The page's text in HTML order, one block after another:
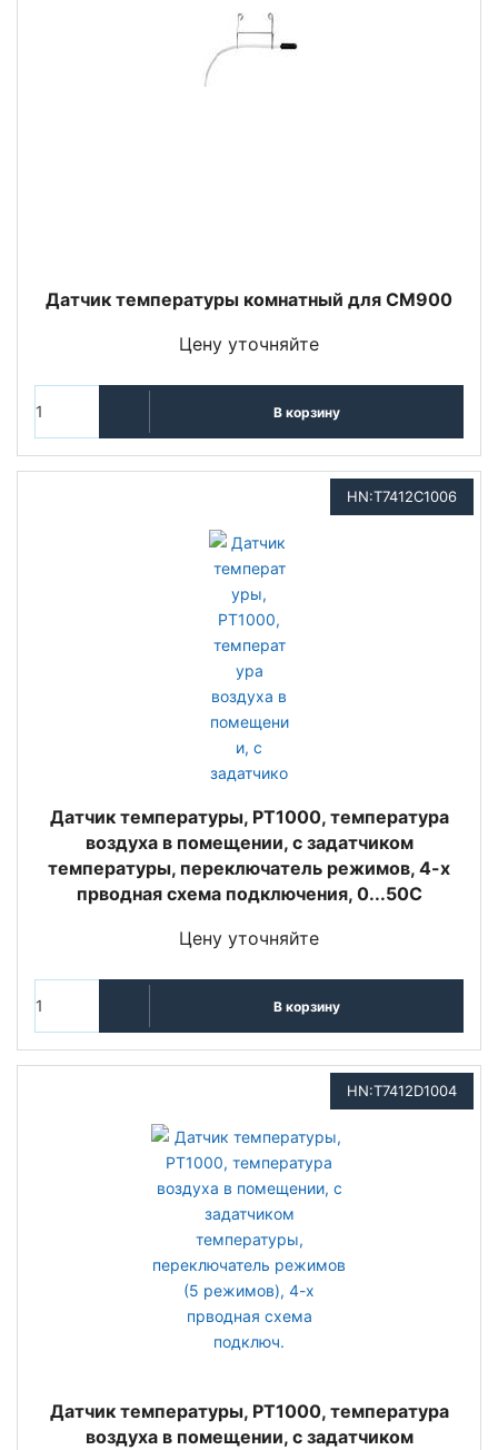
Датчик температуры комнатный для CM900
Цену уточняйте
В корзину
HN:T7412C1006
Датчик температуры, PT1000, температура
воздуха в помещении, с задатчиком
температуры, переключатель режимов, 4-х
прводная схема подключения, 0...50С
Цену уточняйте
В корзину
HN:T7412D1004
Датчик температуры, PT1000, температура
воздуха в помещении, с задатчиком